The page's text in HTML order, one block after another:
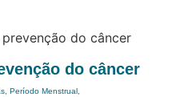
do câncer
Período Menstrual